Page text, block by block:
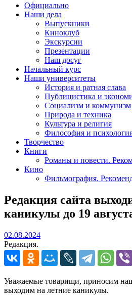
Официально
Наши дела
Выпускники
Киноклуб
Экскурсии
Презентации
Наш досуг
Начальный курс
Наши университеты
История и ратная слава
Публицистика и
Социализм и коммунизм
Природа и техника
Культура и религия
Философия и
Творчество
Книги
Романы и повести.
Кино
Фильмография.
Редакция сайта
каникулы до 19
02.08.202402.08.2024
Редакция.
Уважаемые товарищи, приносим
выходим на летние каникулы.